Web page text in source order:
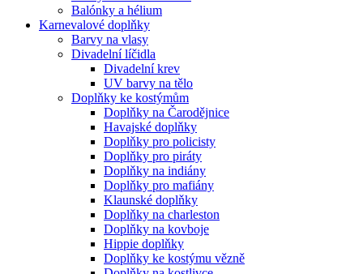
Balónky a hélium
Karnevalové doplňky
Barvy na vlasy
Divadelní líčidla
Divadelní krev
UV barvy na tělo
Doplňky ke kostýmům
Doplňky na Čarodějnice
Havajské doplňky
Doplňky pro policisty
Doplňky pro piráty
Doplňky na indiány
Doplňky pro mafiány
Klaunské doplňky
Doplňky na charleston
Doplňky na kovboje
Hippie doplňky
Doplňky ke kostýmu vězně